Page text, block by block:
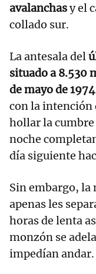
avalanchasy el
collado sur.
La antesala del
situado a 8.530
de mayo de
con la intención
hollar la cumbre
noche
día siguiente
Sin embargo, la
apenas les
horas de lenta
monzón se
impedían andar.